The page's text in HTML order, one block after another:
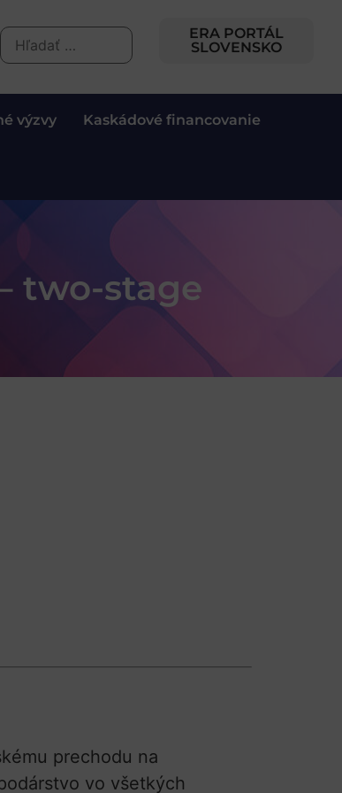
ERA PORTÁL
SLOVENSKO
výzvy Kaskádové financovanie
two-stage
prechodu na
vo všetkých